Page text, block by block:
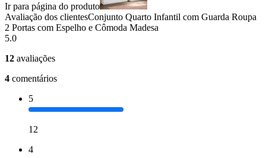
Ir para página do produto
Avaliação dos clientesConjunto Quarto Infantil com Guarda Roupa
2 Portas com Espelho e Cômoda Madesa
5.0
12 avaliações
4 comentários
5
12
4